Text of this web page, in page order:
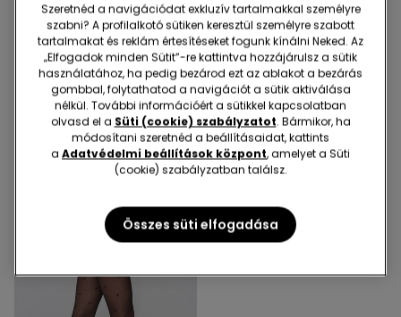
2+1
Appearance 40 Den Kissé
Áttetsző Harisnya
2+1
3 Szín
Appearance 40 Den Kissé
Áttetsző Harisnya
2290 Ft
Szeretnéd a navigációdat exkluzív tartalmakkal személyre
szabni? A profilalkotó sütiken keresztül személyre szabott
tartalmakat és reklám értesítéseket fogunk kínálni Neked. Az
„Elfogadok minden Sütit”-re kattintva hozzájárulsz a sütik
használatához, ha pedig bezárod ezt az ablakot a bezárás
gombbal, folytathatod a navigációt a sütik aktiválása
nélkül. További információért a sütikkel kapcsolatban
olvasd el a Süti (cookie) szabályzatot. Bármikor, ha
módosítani szeretnéd a beállításaidat, kattints
a Adatvédelmi beállítások központ, amelyet a Süti
(cookie) szabályzatban találsz.
Összes süti elfogadása